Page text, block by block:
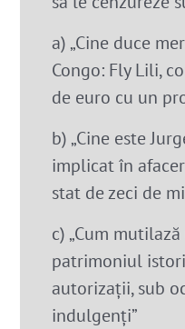
a) „Cine duce
Congo: Fly Lili,
de euro cu un
b) „Cine este
implicat în
stat de zeci de
c) „Cum
patrimoniul
autorizații, sub
indulgenți”